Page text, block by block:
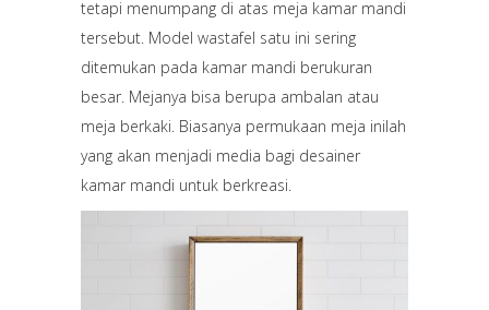
tetapi menumpang di atas meja kamar mandi
tersebut. Model wastafel satu ini sering
ditemukan pada kamar mandi berukuran
besar. Mejanya bisa berupa ambalan atau
meja berkaki. Biasanya permukaan meja inilah
yang akan menjadi media bagi desainer
kamar mandi untuk berkreasi.